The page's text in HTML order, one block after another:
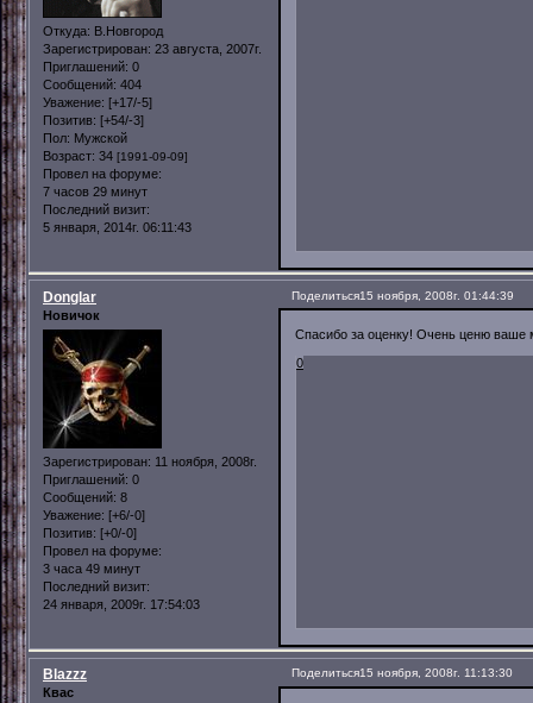
Откуда: В.Новгород
Зарегистрирован: 23 августа, 2007г.
Приглашений: 0
Сообщений: 404
Уважение: [+17/-5]
Позитив: [+54/-3]
Пол: Мужской
Возраст: 34 [1991-09-09]
Провел на форуме:
7 часов 29 минут
Последний визит:
5 января, 2014г. 06:11:43
Поделиться15 ноября, 2008г. 01:44:39
Donglar
Новичок
Зарегистрирован: 11 ноября, 2008г.
Приглашений: 0
Сообщений: 8
Уважение: [+6/-0]
Позитив: [+0/-0]
Провел на форуме:
3 часа 49 минут
Последний визит:
24 января, 2009г. 17:54:03
Спасибо за оценку! Очень ценю ваше
0
Поделиться15 ноября, 2008г. 11:13:30
Blazzz
Квас